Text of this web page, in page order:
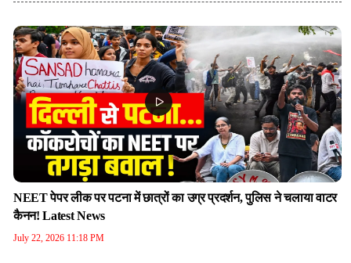
NEET पेपर लीक पर पटना में छात्रों का उग्र प्रदर्शन, पुलिस ने चलाया वाटर
कैनन! Latest News
July 22, 2026 11:18 PM